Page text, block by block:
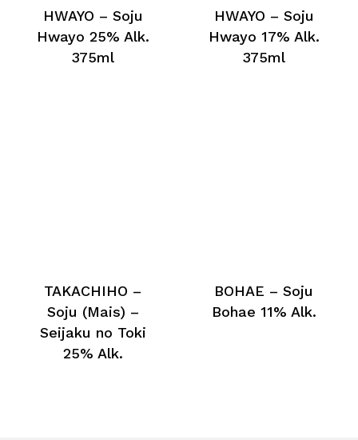
HWAYO – Soju
Hwayo 25% Alk.
375ml
HWAYO – Soju
Hwayo 17% Alk.
375ml
TAKACHIHO –
Soju (Mais) –
Seijaku no Toki
25% Alk.
BOHAE – Soju
Bohae 11% Alk.